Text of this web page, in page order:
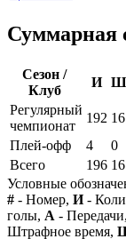
Суммарная
Сезон /
Клуб
И Ш
Регулярный
чемпионат
192 16
Плей-офф
4 0
Всего
196 16
Условные
# - Номер, И-
голы, А - Передачи,
Штрафное время,